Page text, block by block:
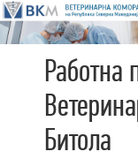
Работна
Битола